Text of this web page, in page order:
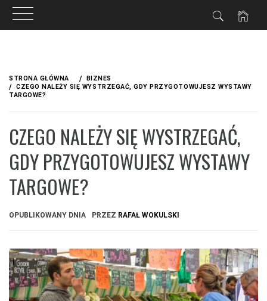
treściSTRONA GŁÓWNA
BIZNES
CZEGO NALEŻY SIĘ WYSTRZEGAĆ, GDY PRZYGOTOWUJESZ WYSTAWY
TARGOWE?
CZEGO NALEŻY SIĘ WYSTRZEGAĆ,
GDY PRZYGOTOWUJESZ WYSTAWY
TARGOWE?
OPUBLIKOWANY DNIA PRZEZ RAFAŁ WOKULSKI